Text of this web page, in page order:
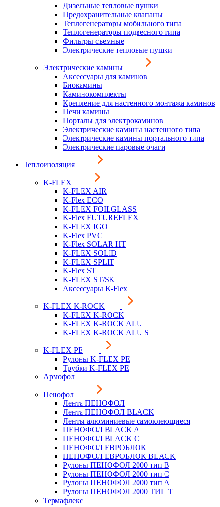
Дизельные тепловые пушки
Предохранительные клапаны
Теплогенераторы мобильного типа
Теплогенераторы подвесного типа
Фильтры съемные
Электрические тепловые пушки
Электрические камины
Аксессуары для каминов
Биокамины
Каминокомплекты
Крепление для настенного монтажа каминов
Печи камины
Порталы для электрокаминов
Электрические камины настенного типа
Электрические камины портального типа
Электрические паровые очаги
Теплоизоляция
K-FLEX
K-FLEX AIR
K-Flex ECO
K-FLEX FOILGLASS
K-Flex FUTUREFLEX
K-FLEX IGO
K-Flex PVC
K-Flex SOLAR HT
K-FLEX SOLID
K-FLEX SPLIT
K-Flex ST
K-FLEX ST/SK
Аксессуары K-Flex
K-FLEX K-ROCK
K-FLEX K-ROCK
K-FLEX K-ROCK ALU
K-FLEX K-ROCK ALU S
K-FLEX PE
Рулоны K-FLEX PE
Трубки K-FLEX PE
Армофол
Пенофол
Лента ПЕНОФОЛ
Лента ПЕНОФОЛ BLACK
Ленты алюминиевые самоклеющиеся
ПЕНОФОЛ BLACK A
ПЕНОФОЛ BLACK С
ПЕНОФОЛ ЕВРОБЛОК
ПЕНОФОЛ ЕВРОБЛОК BLACK
Рулоны ПЕНОФОЛ 2000 тип B
Рулоны ПЕНОФОЛ 2000 тип C
Рулоны ПЕНОФОЛ 2000 тип А
Рулоны ПЕНОФОЛ 2000 ТИП Т
Термафлекс